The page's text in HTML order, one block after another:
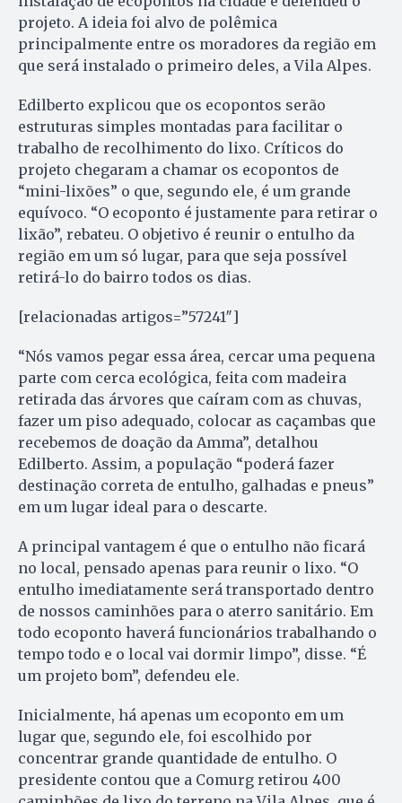
projeto. A ideia foi alvo de polêmica
principalmente entre os moradores da região em
que será instalado o primeiro deles, a Vila Alpes.
Edilberto explicou que os ecopontos serão
estruturas simples montadas para facilitar o
trabalho de recolhimento do lixo. Críticos do
projeto chegaram a chamar os ecopontos de
“mini-lixões” o que, segundo ele, é um grande
equívoco. “O ecoponto é justamente para retirar o
lixão”, rebateu. O objetivo é reunir o entulho da
região em um só lugar, para que seja possível
retirá-lo do bairro todos os dias.
[relacionadas artigos=”57241″]
“Nós vamos pegar essa área, cercar uma pequena
parte com cerca ecológica, feita com madeira
retirada das árvores que caíram com as chuvas,
fazer um piso adequado, colocar as caçambas que
recebemos de doação da Amma”, detalhou
Edilberto. Assim, a população “poderá fazer
destinação correta de entulho, galhadas e pneus”
em um lugar ideal para o descarte.
A principal vantagem é que o entulho não ficará
no local, pensado apenas para reunir o lixo. “O
entulho imediatamente será transportado dentro
de nossos caminhões para o aterro sanitário. Em
todo ecoponto haverá funcionários trabalhando o
tempo todo e o local vai dormir limpo”, disse. “É
um projeto bom”, defendeu ele.
Inicialmente, há apenas um ecoponto em um
lugar que, segundo ele, foi escolhido por
concentrar grande quantidade de entulho. O
presidente contou que a Comurg retirou 400